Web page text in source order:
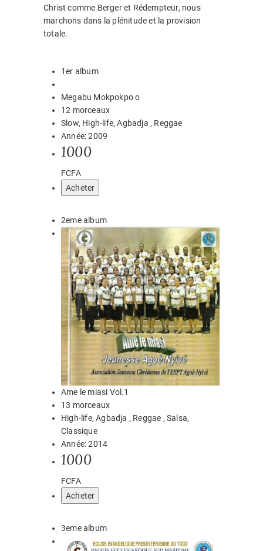
Christ comme Berger et Rédempteur, nous
marchons dans la plénitude et la provision
totale.
1er album
Megabu Mokpokpo o
12 morceaux
Slow, High-life, Agbadja , Reggae
Année: 2009
1000
FCFA
Acheter
2eme album
Ame le miasi Vol.1
13 morceaux
High-life, Agbadja , Reggae , Salsa,
Classique
Année: 2014
1000
FCFA
Acheter
3eme album